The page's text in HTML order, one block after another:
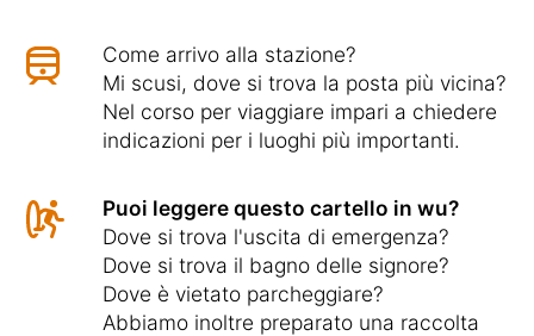
Come arrivo alla stazione?
Mi scusi, dove si trova la posta più vicina?
Nel corso per viaggiare impari a chiedere
indicazioni per i luoghi più importanti.
Puoi leggere questo cartello in wu?
Dove si trova l'uscita di emergenza?
Dove si trova il bagno delle signore?
Dove è vietato parcheggiare?
Abbiamo inoltre preparato una raccolta